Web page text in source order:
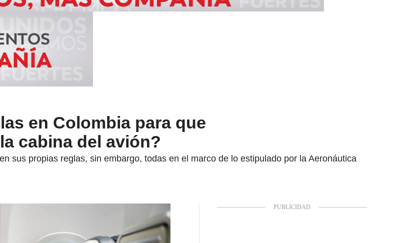
en Colombia para que
cabina del avión?
sus propias reglas, sin embargo, todas en el marco de lo estipulado por la Aeronáutica